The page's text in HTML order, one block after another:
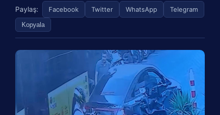
Paylaş: Facebook Twitter WhatsApp Telegram
Kopyala